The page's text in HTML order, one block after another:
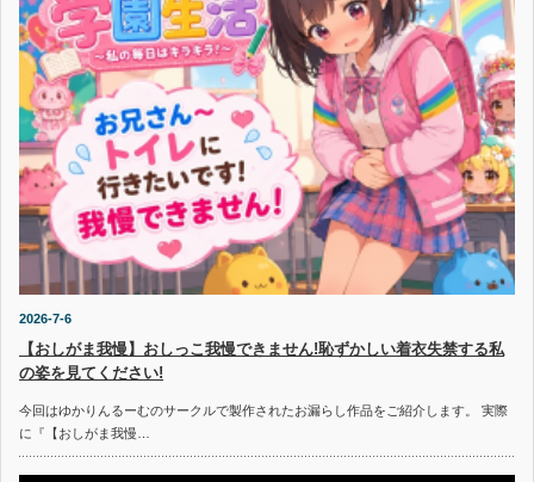
2026-7-6
【おしがま我慢】おしっこ我慢できません!恥ずかしい着衣失禁する私
の姿を見てください!
今回はゆかりんるーむのサークルで製作されたお漏らし作品をご紹介します。 実際
に『【おしがま我慢…